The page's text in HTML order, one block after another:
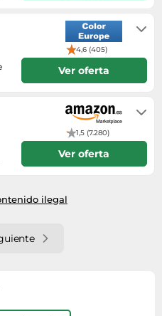
4,6 (405)
Ver oferta
1,5 (7.280)
Ver oferta
ilegal